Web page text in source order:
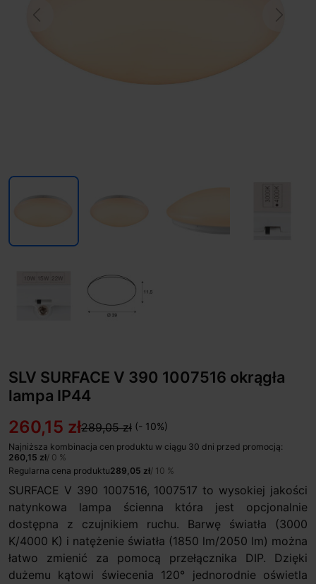
SLV SURFACE V 390 1007516 okrągła
lampa IP44
260,15 zł289,05 zł (- 10%)
Najniższa kombinacja cen produktu w ciągu 30 dni przed promocją:
260,15 zł/ 0 %
Regularna cena produktu289,05 zł/ 10 %
SURFACE V 390 1007516, 1007517 to wysokiej jakości
natynkowa lampa ścienna która jest opcjonalnie
dostępna z czujnikiem ruchu. Barwę światła (3000
K/4000 K) i natężenie światła (1850 lm/2050 lm) można
łatwo zmienić za pomocą przełącznika DIP. Dzięki
dużemu kątowi świecenia 120° jednorodnie oświetla